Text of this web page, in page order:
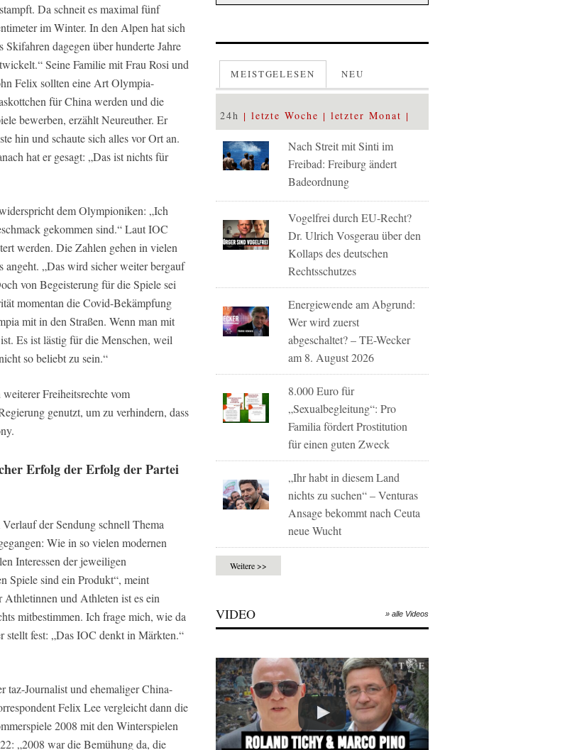
Da schneit es maximal fünf
im Winter. In den Alpen hat sich
Skifahren dagegen über hunderte Jahre
Seine Familie mit Frau Rosi und
Felix sollten eine Art Olympia-
für China werden und die
bewerben, erzählt Neureuther. Er
hin und schaute sich alles vor Ort an.
hat er gesagt: „Das ist nichts für
dem Olympioniken: „Ich
gekommen sind.“ Laut IOC
werden. Die Zahlen gehen in vielen
„Das wird sicher weiter bergauf
von Begeisterung für die Spiele sei
momentan die Covid-Bekämpfung
mit in den Straßen. Wenn man mit
Es ist lästig für die Menschen, weil
so beliebt zu sein.“
Freiheitsrechte vom
genutzt, um zu verhindern, dass
Erfolg der Erfolg der Partei
der Sendung schnell Thema
Wie in so vielen modernen
Interessen der jeweiligen
Spiele sind ein Produkt“, meint
und Athleten ist es ein
mitbestimmen. Ich frage mich, wie da
fest: „Das IOC denkt in Märkten.“
taz-Journalist und ehemaliger China-
Felix Lee vergleicht dann die
2008 mit den Winterspielen
„2008 war die Bemühung da, die
MEISTGELESEN NEU
24h letzte Woche letzter Monat
Nach Streit mit Sinti im
Freibad: Freiburg ändert
Badeordnung
Vogelfrei durch EU-Recht?
Dr. Ulrich Vosgerau über den
Kollaps des deutschen
Rechtsschutzes
Energiewende am Abgrund:
Wer wird zuerst
abgeschaltet? – TE-Wecker
am 8. August 2026
8.000 Euro für
„Sexualbegleitung“: Pro
Familia fördert Prostitution
für einen guten Zweck
„Ihr habt in diesem Land
nichts zu suchen“ – Venturas
Ansage bekommt nach Ceuta
neue Wucht
Weitere >>
VIDEO » alle Videos